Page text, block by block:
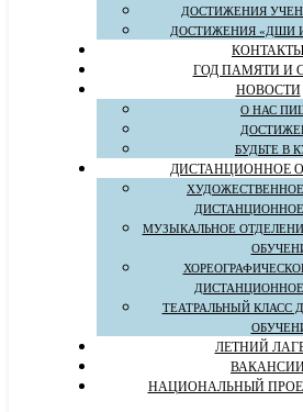
ДОСТИЖЕНИЯ
ДОСТИЖЕНИЯ «ДШИ
КОНТАКТЫ
ГОД ПАМЯТИ И
НОВОСТИ
О НАС
БУДЬТЕ В
ДИСТАНЦИОННОЕ
МУЗЫКАЛЬНОЕ
ТЕАТРАЛЬНЫЙ КЛАСС
ЛЕТНИЙ
НАЦИОНАЛЬНЫЙ